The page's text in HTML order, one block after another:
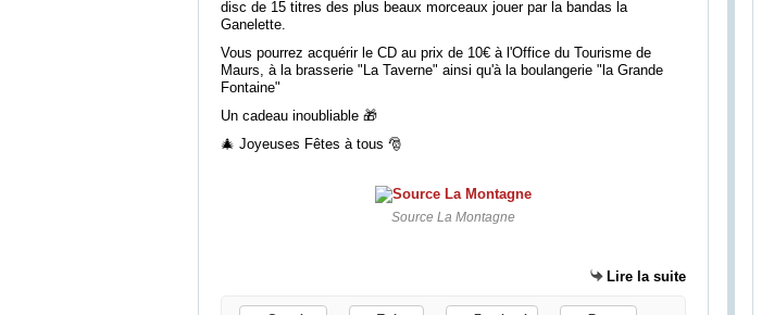
disc de 15 titres des plus beaux morceaux jouer par la bandas la
Ganelette.
Vous pourrez acquérir le CD au prix de 10€ à l'Office du Tourisme de
Maurs, à la brasserie "La Taverne" ainsi qu'à la boulangerie "la Grande
Fontaine"
Un cadeau inoubliable 🎁
🎄 Joyeuses Fêtes à tous 🎅
Source La Montagne
Lire la suite